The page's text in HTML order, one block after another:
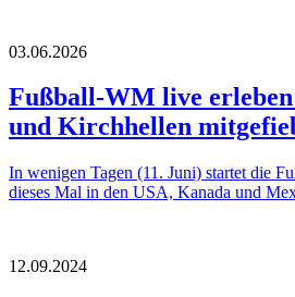
03.06.2026
Fußball-WM live
und Kirchhellen
In wenigen Tagen (11. Juni) startet die
dieses Mal in den USA, Kanada und
12.09.2024